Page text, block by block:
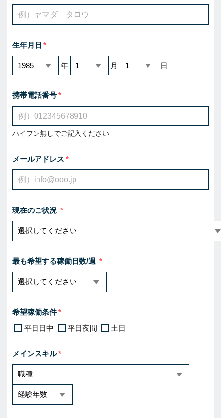
生年月日
年 月 日
携帯電話番号
ハイフン無しでご記入ください
メールアドレス
現在のご状況
最も希望する稼働日数/週
希望稼働条件
平日日中
平日夜間 土日
メインスキル